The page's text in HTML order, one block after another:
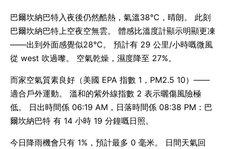
巴爾坎納巴特入夜後仍然酷熱，氣溫38°C，晴朗。 此刻
巴爾坎納巴特上空夜空無雲。 體感比溫度計顯示明顯更凍
——出到外面感覺似28°C。 預計有 29 公里/小時嘅微風
從 west 吹過嚟。 空氣乾燥，濕度降至 27%。
而家空氣質素良好（美國 EPA 指數 1，PM2.5 10）——
適合戶外運動。 溫和的紫外線指數 2 表示曬傷風險極
低。 日出時間係 06:19 AM，日落時間係 08:38 PM：巴
爾坎納巴特 有 14 小時 19 分鐘嘅日照。
今日降雨機會只有 1%，預計最多 0 毫米。 日間天氣回